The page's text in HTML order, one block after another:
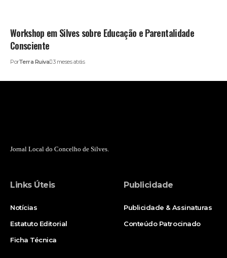
Workshop em Silves sobre Educação e Parentalidade
Consciente
PorTerra Ruiva 3 meses atrás
Jornal Local do Concelho de Silves.
Links Úteis
Notícias
Estatuto Editorial
Ficha Técnica
Publicidade
Publicidade & Assinaturas
Conteúdo Patrocinado